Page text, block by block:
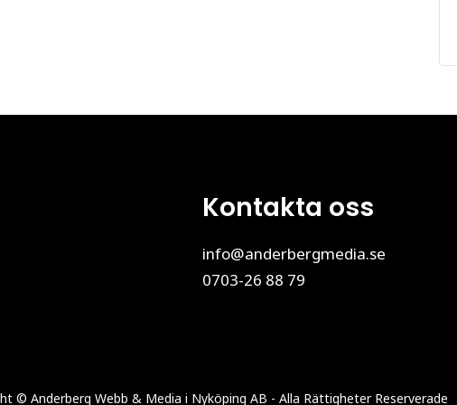
Kontakta oss
info@anderbergmedia.se
0703-26 88 79
© Anderberg Webb & Media i Nyköping AB - Alla Rättigheter Reserverade